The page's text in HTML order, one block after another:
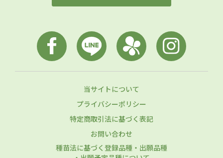
当サイトについて
プライバシーポリシー
特定商取引法に基づく表記
お問い合わせ
種苗法に基づく登録品種・出願品種